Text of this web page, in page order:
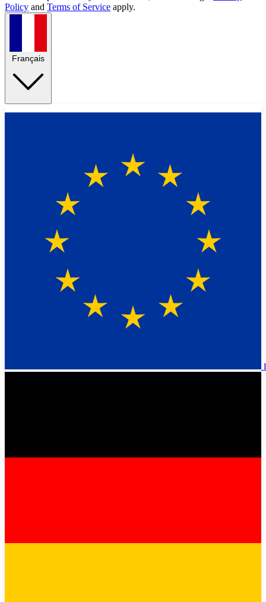
Policy and Terms of Service apply.
Français